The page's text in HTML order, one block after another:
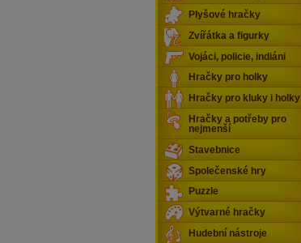
Plyšové hračky
Zvířátka a figurky
Vojáci, policie, indiáni
Hračky pro holky
Hračky pro kluky i holky
Hračky a potřeby pro
nejmenší
Stavebnice
Společenské hry
Puzzle
Výtvarné hračky
Hudební nástroje